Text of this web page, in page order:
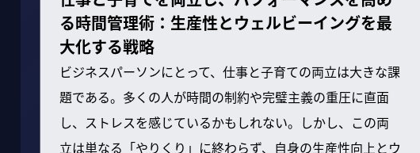
る時間管理術：生産性とウェルビーイングを最
大化する戦略
ビジネスパーソンにとって、仕事と子育ての両立は大きな課
題である。多くの人が時間の制約や完璧主義の重圧に直面
し、ストレスを感じているかもしれない。しかし、この両
立は単なる「やりくり」に終わらず、自身の生産性向上とウ